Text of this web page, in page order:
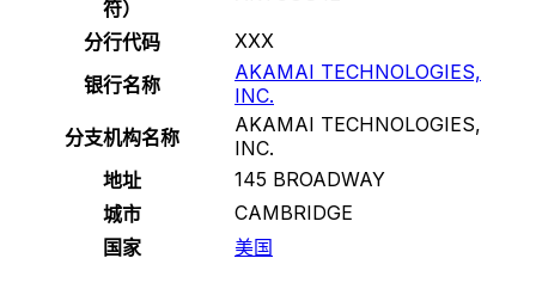
符）
分行代码
XXX
银行名称
AKAMAI TECHNOLOGIES,
INC.
分支机构名称
AKAMAI TECHNOLOGIES,
INC.
地址
145 BROADWAY
城市
CAMBRIDGE
国家
美国